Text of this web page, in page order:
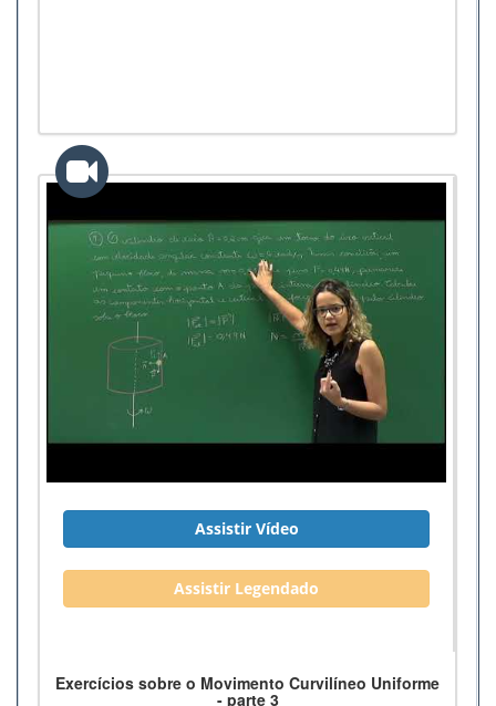
Assistir Vídeo
Assistir Legendado
Exercícios sobre o Movimento Curvilíneo Uniforme
- parte 3